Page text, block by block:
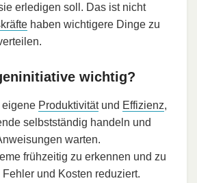
erledigen soll. Das ist nicht
haben wichtigere Dinge zu
wichtig?
eigene Produktivitätund Effizienz,
selbstständig handeln und
warten.
frühzeitig zu erkennen und zu
und Kosten reduziert.